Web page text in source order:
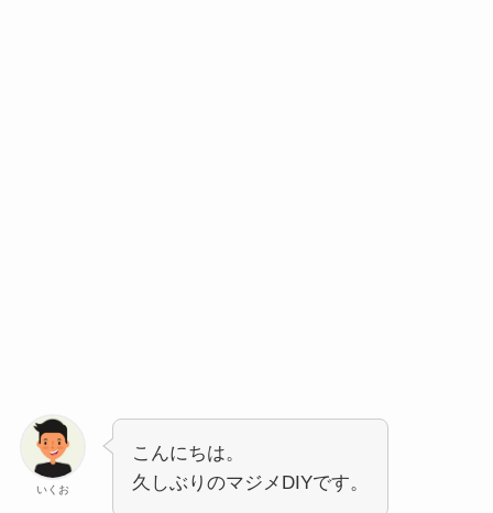
いくお
こんにちは。
久しぶりのマジメDIYです。